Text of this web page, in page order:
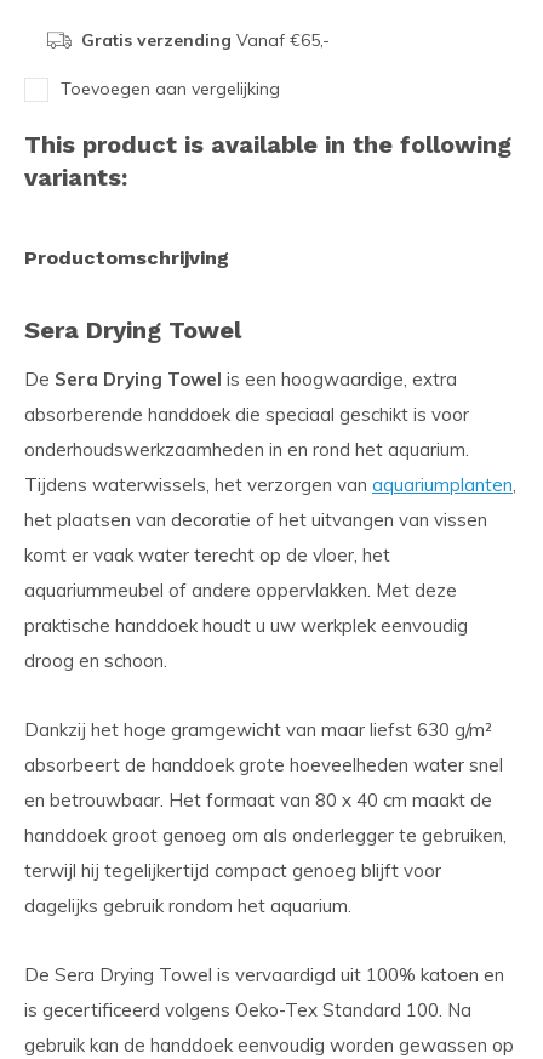
Gratis verzending Vanaf €65,-
Toevoegen aan vergelijking
This product is available in the following
variants:
Productomschrijving
Sera Drying Towel
De Sera Drying Towel is een hoogwaardige, extra
absorberende handdoek die speciaal geschikt is voor
onderhoudswerkzaamheden in en rond het aquarium.
Tijdens waterwissels, het verzorgen van aquariumplanten,
het plaatsen van decoratie of het uitvangen van vissen
komt er vaak water terecht op de vloer, het
aquariummeubel of andere oppervlakken. Met deze
praktische handdoek houdt u uw werkplek eenvoudig
droog en schoon.
Dankzij het hoge gramgewicht van maar liefst 630 g/m²
absorbeert de handdoek grote hoeveelheden water snel
en betrouwbaar. Het formaat van 80 x 40 cm maakt de
handdoek groot genoeg om als onderlegger te gebruiken,
terwijl hij tegelijkertijd compact genoeg blijft voor
dagelijks gebruik rondom het aquarium.
De Sera Drying Towel is vervaardigd uit 100% katoen en
is gecertificeerd volgens Oeko-Tex Standard 100. Na
gebruik kan de handdoek eenvoudig worden gewassen op